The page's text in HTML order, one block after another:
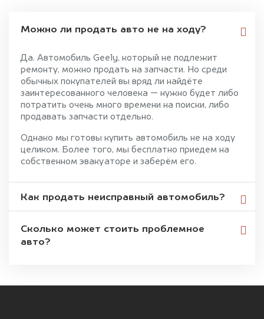
Можно ли продать авто не на ходу?
Да. Автомобиль Geely, который не подлежит
ремонту, можно продать на запчасти. Но среди
обычных покупателей вы вряд ли найдёте
заинтересованного человека — нужно будет либо
потратить очень много времени на поиски, либо
продавать запчасти отдельно.
Однако мы готовы купить автомобиль не на ходу
целиком. Более того, мы бесплатно приедем на
собственном эвакуаторе и заберём его.
Как продать неисправный автомобиль?
Сколько может стоить проблемное
авто?